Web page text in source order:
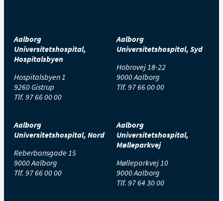
Aalborg
Universitetshospital,
Hospitalsbyen
Hospitalsbyen 1
9260 Gistrup
Tlf. 97 66 00 00
Aalborg
Universitetshospital, Syd
Hobrovej 18-22
9000 Aalborg
Tlf. 97 66 00 00
Aalborg
Universitetshospital, Nord
Reberbansgade 15
9000 Aalborg
Tlf. 97 66 00 00
Aalborg
Universitetshospital,
Mølleparkvej
Mølleparkvej 10
9000 Aalborg
Tlf. 97 64 30 00